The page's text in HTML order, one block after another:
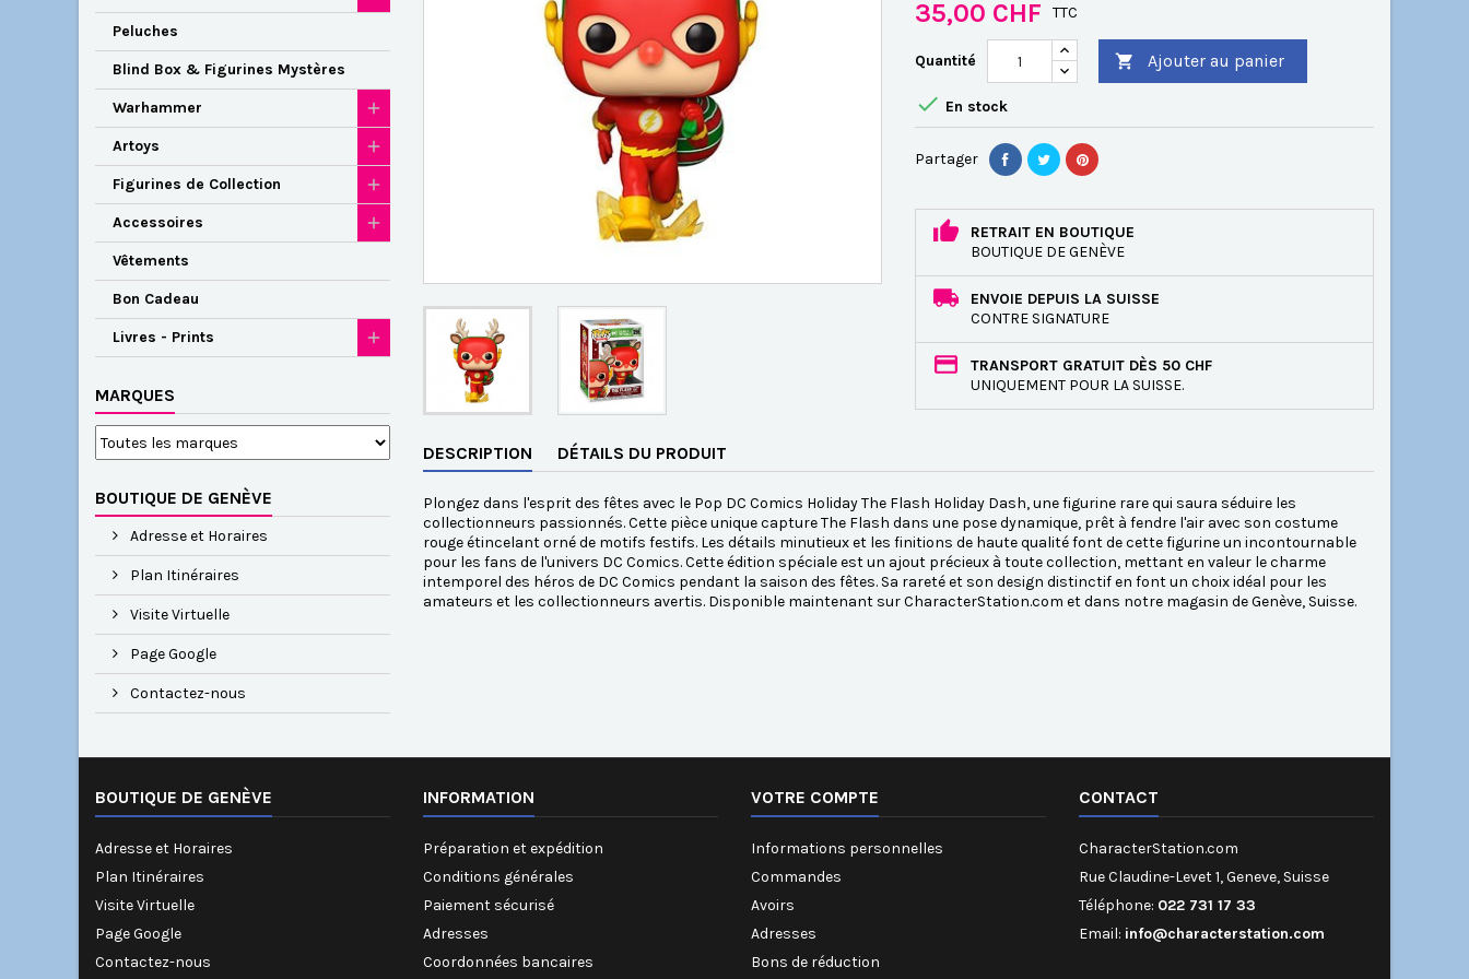
Peluches
Blind Box & Figurines Mystères
Warhammer
Artoys
Figurines de Collection
Accessoires
Vêtements
Bon Cadeau
Livres - Prints
MARQUES
BOUTIQUE DE GENÈVE
Adresse et Horaires
Plan Itinéraires
Visite Virtuelle
Page Google
Contactez-nous
35,00 CHF TTC
Quantité  Ajouter au panier
 En stock
Partager
RETRAIT EN BOUTIQUE
BOUTIQUE DE GENÈVE
ENVOIE DEPUIS LA SUISSE
CONTRE SIGNATURE
TRANSPORT GRATUIT DÈS 50 CHF
UNIQUEMENT POUR LA SUISSE.
DESCRIPTION DÉTAILS DU PRODUIT
Plongez dans l'esprit des fêtes avec le Pop DC Comics Holiday The Flash Holiday Dash, une figurine rare qui saura séduire les
collectionneurs passionnés. Cette pièce unique capture The Flash dans une pose dynamique, prêt à fendre l'air avec son costume
rouge étincelant orné de motifs festifs. Les détails minutieux et les finitions de haute qualité font de cette figurine un incontournable
pour les fans de l'univers DC Comics. Cette édition spéciale est un ajout précieux à toute collection, mettant en valeur le charme
intemporel des héros de DC Comics pendant la saison des fêtes. Sa rareté et son design distinctif en font un choix idéal pour les
amateurs et les collectionneurs avertis. Disponible maintenant sur CharacterStation.com et dans notre magasin de Genève, Suisse.
BOUTIQUE DE GENÈVE
Adresse et Horaires
Plan Itinéraires
Visite Virtuelle
Page Google
Contactez-nous
INFORMATION
Préparation et expédition
Conditions générales
Paiement sécurisé
Adresses
Coordonnées bancaires
VOTRE COMPTE
Informations personnelles
Commandes
Avoirs
Adresses
Bons de réduction
CONTACT
CharacterStation.com
Rue Claudine-Levet 1, Geneve, Suisse
Téléphone: 022 731 17 33
Email: info@characterstation.com